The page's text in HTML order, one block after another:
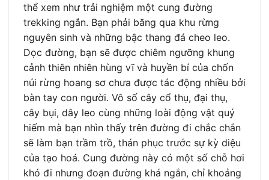
thể xem như trải nghiệm một cung đường
trekking ngắn. Bạn phải băng qua khu rừng
nguyên sinh và những bậc thang đá cheo leo.
Dọc đường, bạn sẽ được chiêm ngưỡng khung
cảnh thiên nhiên hùng vĩ và huyền bí của chốn
núi rừng hoang sơ chưa được tác động nhiều bởi
bàn tay con người. Vô số cây cổ thụ, đại thụ,
cây bụi, dây leo cùng những loài động vật quý
hiếm mà bạn nhìn thấy trên đường đi chắc chắn
sẽ làm bạn trầm trồ, thán phục trước sự kỳ diệu
của tạo hoá. Cung đường này có một số chỗ hơi
khó đi nhưng đoạn đường khá ngắn, chỉ khoảng